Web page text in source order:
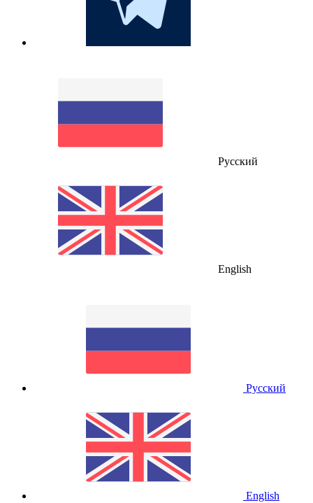
Русский
English
Русский
English